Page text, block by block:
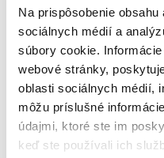
Na prispôsobenie
sociálnych médií a
súbory cookie.
webové stránky,
oblasti sociálnych médií,
môžu príslušné
údajmi, ktoré ste im
keď ste používali ich
Žáner
Počet strán